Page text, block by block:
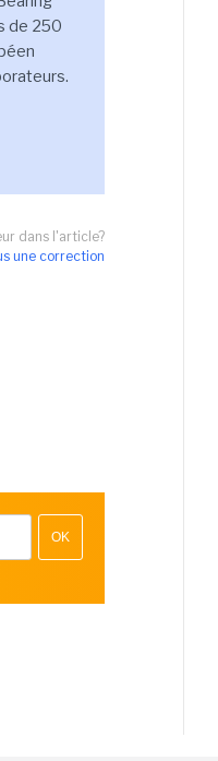
de 250
dans l'article?
une correction
OK